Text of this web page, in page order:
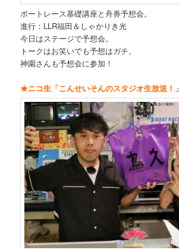
ボートレース基礎講座と舟券予想会。
進行：LLR福田＆しゃかりき光
今日はステージで予想会。
トークはお笑いでも予想はガチ。
神園さんも予想会に参加！
★ニコ生「こんせいそんのスタジオ生放送！」